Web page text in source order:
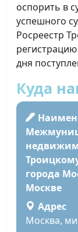
оспорить в
успешного
Росреестр
дня
Куда
города
Москве
Адрес
Москва,